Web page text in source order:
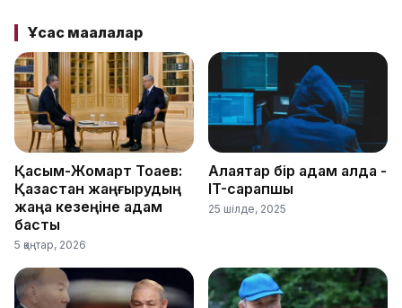
Ұқсас мақалалар
Қасым-Жомарт Тоқаев:
Қазақстан жаңғырудың
жаңа кезеңіне қадам
басты
5 қаңтар, 2026
Алаяқтар бір қадам алда -
IT-сарапшы
25 шілде, 2025